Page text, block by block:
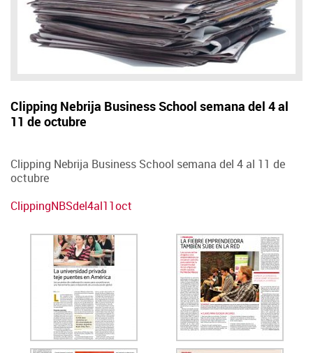
Clipping Nebrija Business School semana del 4 al
11 de octubre
Clipping Nebrija Business School semana del 4 al 11 de
octubre
ClippingNBSdel4al11oct